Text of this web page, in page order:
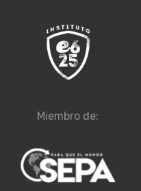
Miembro de: